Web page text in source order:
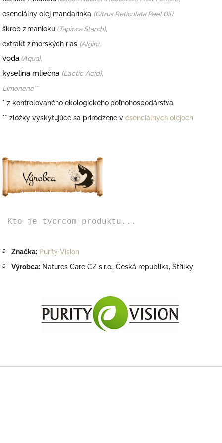
esenciálny olej mandarínka (Citrus Reticulata Peel Oil),
škrob z manioku (Tapioca Starch),
extrakt z morských rias (Algin),
voda (Aqua),
kyselina mliečna (Lactic Acid),
Limonene**
* z kontrolovaného ekologického poľnohospodárstva
** zložky vyskytujúce sa prirodzene v esenciálnych olejoch
Kto je tvorcom produktu...
࿔ Značka: Purity Vision
࿔ Výrobca: Natures Care CZ s.r.o., Česká republika, Střílky